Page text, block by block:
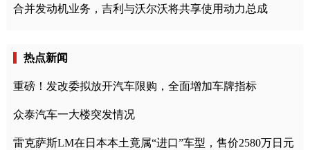
合并发动机业务，吉利与沃尔沃将共享使用动力总成
热点新闻
重磅！发改委拟放开汽车限购，全面增加车牌指标
众泰汽车一大楼突发情况
雷克萨斯LM在日本本土竟属“进口”车型，售价2580万日元